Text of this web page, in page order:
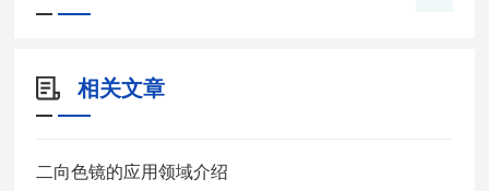
相关文章
二向色镜的应用领域介绍